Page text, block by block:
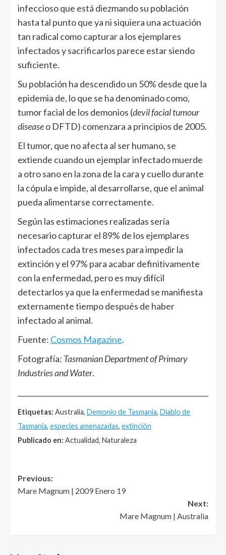
infeccioso que está diezmando su población
hasta tal punto que ya ni siquiera una actuación
tan radical como capturar a los ejemplares
infectados y sacrificarlos parece estar siendo
suficiente.
Su población ha descendido un 50% desde que la
epidemia de, lo que se ha denominado como,
tumor facial de los demonios (devil facial tumour
diseaseo DFTD) comenzara a principios de 2005.
El tumor, que no afecta al ser humano, se
extiende cuando un ejemplar infectado muerde
a otro sano en la zona de la cara y cuello durante
la cópula e impide, al desarrollarse, que el animal
pueda alimentarse correctamente.
Según las estimaciones realizadas sería
necesario capturar el 89% de los ejemplares
infectados cada tres meses para impedir la
extinción y el 97% para acabar definitivamente
con la enfermedad, pero es muy difícil
detectarlos ya que la enfermedad se manifiesta
externamente tiempo después de haber
infectado al animal.
Fuente: Cosmos Magazine.
Fotografía: Tasmanian Department of Primary
Industries and Water.
Etiquetas: Australia, Demonio de Tasmania, Diablo de
Tasmania, especies amenazadas, extinción
Publicado en: Actualidad, Naturaleza
Post
navigation
Previous:
Mare Magnum | 2009 Enero 19
Next:
Mare Magnum | Australia